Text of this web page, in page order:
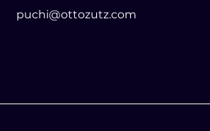
puchi@ottozutz.com